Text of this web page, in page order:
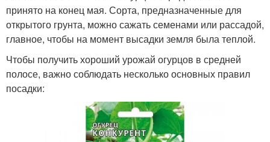
принято на конец мая. Сорта, предназначенные для
открытого грунта, можно сажать семенами или рассадой,
главное, чтобы на момент высадки земля была теплой.
Чтобы получить хороший урожай огурцов в средней
полосе, важно соблюдать несколько основных правил
посадки: